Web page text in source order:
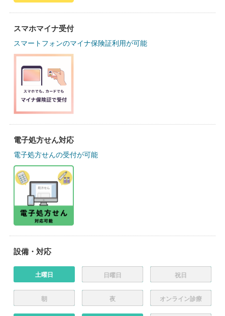
スマホマイナ受付
スマートフォンのマイナ保険証利用が可能
電子処方せん対応
電子処方せんの受付が可能
設備・対応
土曜日 日曜日 祝日
朝 夜 オンライン診療